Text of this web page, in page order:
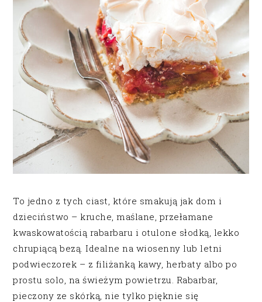
To jedno z tych ciast, które smakują jak dom i
dzieciństwo – kruche, maślane, przełamane
kwaskowatością rabarbaru i otulone słodką, lekko
chrupiącą bezą. Idealne na wiosenny lub letni
podwieczorek – z filiżanką kawy, herbaty albo po
prostu solo, na świeżym powietrzu. Rabarbar,
pieczony ze skórką, nie tylko pięknie się